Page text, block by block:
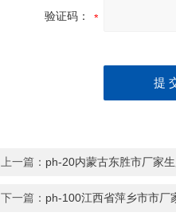
验证码：
上一篇： ph-20内蒙古东胜市厂家
下一篇： ph-100江西省萍乡市市厂